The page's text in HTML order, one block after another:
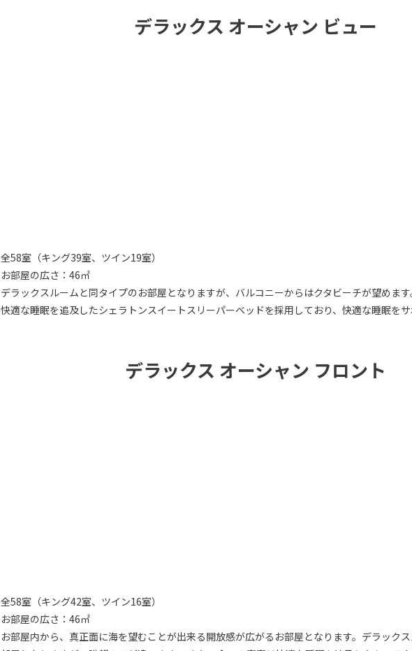
デラックス オーシャン ビュー
全58室（キング39室、ツイン19室）
お部屋の広さ：46㎡
デラックスルームと同タイプのお部屋となりますが、バルコニーからはクタビーチが望めま
快適な睡眠を追及したシェラトンスイートスリーパーベッドを採用しており、快適な睡眠を
デラックス オーシャン フロント
全58室（キング42室、ツイン16室）
お部屋の広さ：46㎡
お部屋内から、真正面に海を望むことが出来る開放感が広がるお部屋となります。デラック